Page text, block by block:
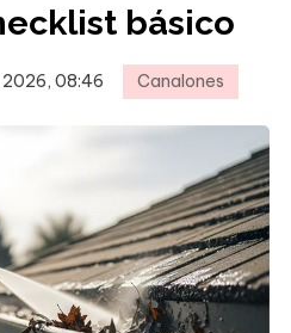
básico
08:46 Canalones